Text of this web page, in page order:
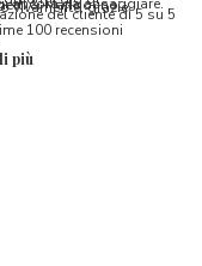
vivamente, grazie.
del cliente di 5 su 5
100 recensioni
più
& Mandolino